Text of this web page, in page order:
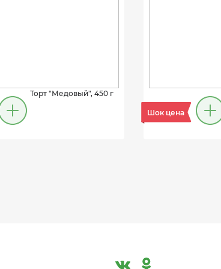
Торт "Медовый", 450 г
Шок цена